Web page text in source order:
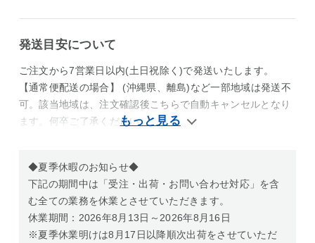
発送目安について
ご注文から7営業日以内(土日祝除く)で発送いたします。
【通常便配送の場合】 (沖縄県、離島)など一部地域は発送不
可。該当地域は、注文確認後こちらで自動キャンセルとなり
ます。何卒ご了承ください
◆夏季休暇のお知らせ◆
下記の期間中は「受注・出荷・お問い合わせ対応」を含
む全ての業務を休業とさせていただきます。
休業期間：2026年8月13日～2026年8月16日
※夏季休業明けは8月17日以降順次出荷をさせていただ